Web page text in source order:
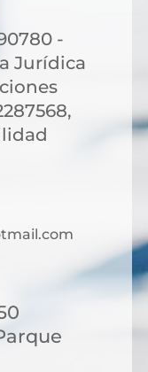
-
Jurídica